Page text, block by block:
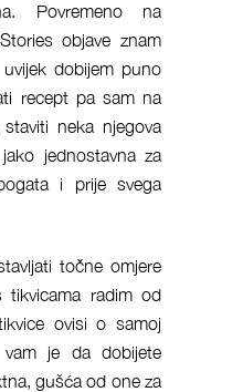
Povremeno na
objave znam
dobijem puno
recept pa sam na
neka njegova
jednostavna za
i prije svega
točne omjere
tikvicama radim od
ovisi o samoj
je da dobijete
gušća od one za